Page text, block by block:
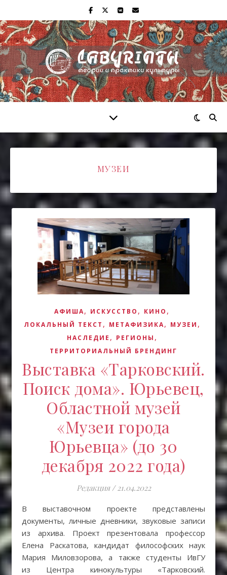
МУЗЕИ
АФИША, ИСКУCСТВО , КИНО ,
ЛОКАЛЬНЫЙ ТЕКСТ , МЕТАФИЗИКА, МУЗЕИ ,
НАСЛЕДИЕ , РЕГИОНЫ ,
ТЕРРИТОРИАЛЬНЫЙ БРЕНДИНГ
Выставка «Тарковский.
Поиск дома». Юрьевец,
Областной музей
«Музеи города
Юрьевца» (до 30
декабря 2022 года)
Редакция / 21.04.2022
В выставочном проекте представлены
документы, личные дневники, звуковые записи
из архива. Проект презентовала профессор
Елена Раскатова, кандидат философских наук
Мария Миловзорова, а также студенты ИвГУ
из Центра кинокультуры «Тарковский.